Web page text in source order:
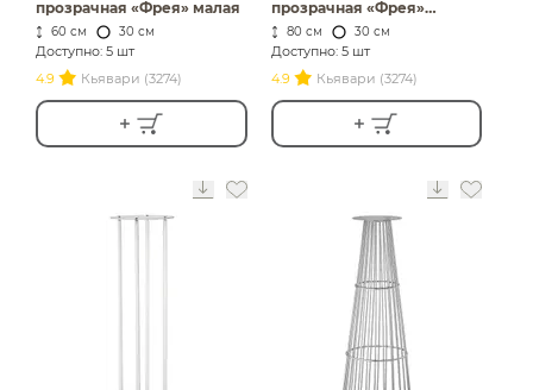
прозрачная «Фрея» малая
60 см 30 см
Доступно: 5 шт
4.9
Кьявари (3274)
прозрачная «Фрея»
средняя
80 см 30 см
Доступно: 5 шт
4.9
Кьявари (3274)